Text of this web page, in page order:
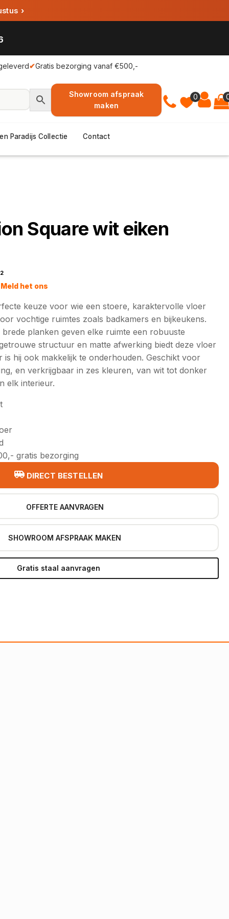
›
✔Gratis bezorging vanaf €500,-
0
Showroom afspraak
maken
Paradijs Collectie Contact
Square wit eiken
2
het ons
keuze voor wie een stoere, karaktervolle vloer
vochtige ruimtes zoals badkamers en bijkeukens.
planken geven elke ruimte een robuuste
structuur en matte afwerking biedt deze vloer
is hij ook makkelijk te onderhouden. Geschikt voor
en verkrijgbaar in zes kleuren, van wit tot donker
elk interieur.
gratis bezorging
DIRECT BESTELLEN
OFFERTE AANVRAGEN
SHOWROOM AFSPRAAK MAKEN
Gratis staal aanvragen